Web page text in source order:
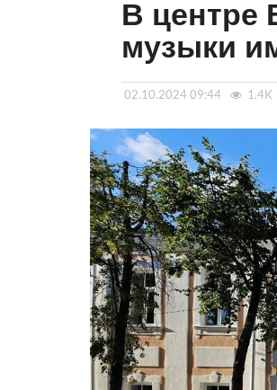
В центре
музыки
02.10.2024 09:44 1.4K